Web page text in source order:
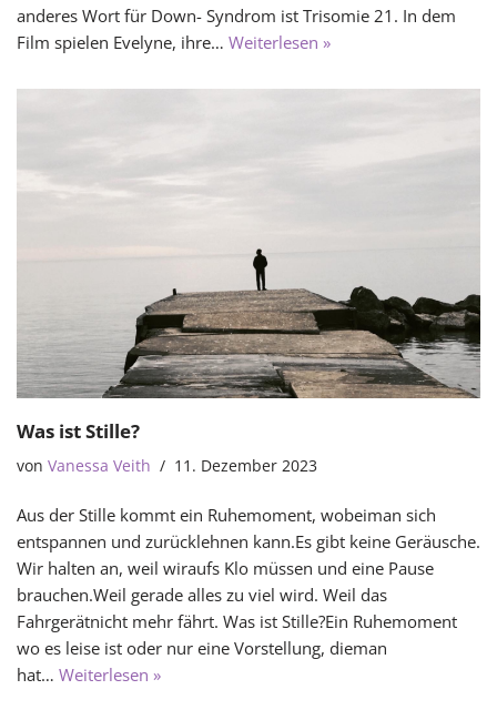
anderes Wort für Down- Syndrom ist Trisomie 21. In dem
Film spielen Evelyne, ihre… Weiterlesen »
Was ist Stille?
von Vanessa Veith 11. Dezember 2023
Aus der Stille kommt ein Ruhemoment, wobeiman sich
entspannen und zurücklehnen kann.Es gibt keine Geräusche.
Wir halten an, weil wiraufs Klo müssen und eine Pause
brauchen.Weil gerade alles zu viel wird. Weil das
Fahrgerätnicht mehr fährt. Was ist Stille?Ein Ruhemoment
wo es leise ist oder nur eine Vorstellung, dieman
hat… Weiterlesen »